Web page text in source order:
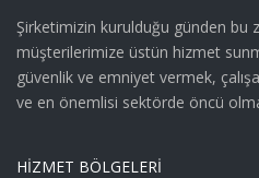
Şirketimizin kurulduğu günden bu
müşterilerimize üstün hizmet
güvenlik ve emniyet vermek,
ve en önemlisi sektörde öncü
HIZMET BÖLGELERI